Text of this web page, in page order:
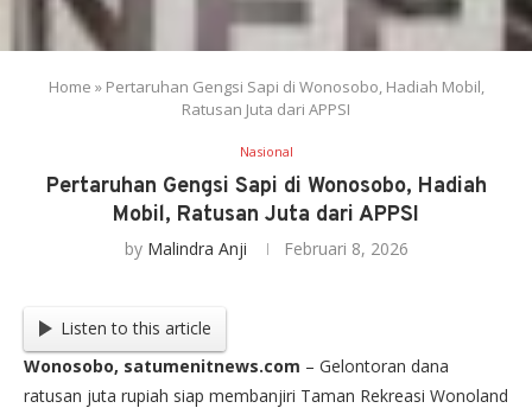
Home » Pertaruhan Gengsi Sapi di Wonosobo, Hadiah Mobil,
Ratusan Juta dari APPSI
Nasional
Pertaruhan Gengsi Sapi di Wonosobo, Hadiah
Mobil, Ratusan Juta dari APPSI
by Malindra Anji Februari 8, 2026
Listen to this article
Wonosobo, satumenitnews.com – Gelontoran dana
ratusan juta rupiah siap membanjiri Taman Rekreasi Wonoland